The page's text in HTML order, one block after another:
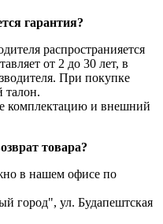
гарантия?
распространияется
от 2 до 30 лет, в
При покупке
талон.
комплектацию и внешний
товара?
в нашем офисе по
город", ул. Будапештская